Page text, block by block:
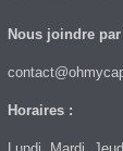
Nous joindre
Horaires :
Lundi, Mardi,